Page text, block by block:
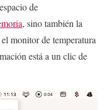
de
, sino también la
monitor de temperatura
está a un clic de